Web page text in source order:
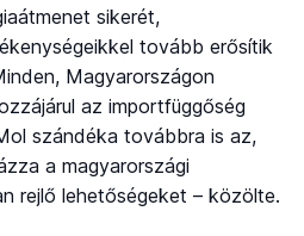
sikerét,
tovább erősítik
Magyarországon
az importfüggőség
szándéka továbbra is az,
a magyarországi
rejlő lehetőségeket – közölte.